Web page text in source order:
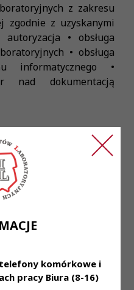
komórkowe i
pracy Biura (8-16)
z zakresu
zgodnie z uzyskanymi
• obsługa
• obsługa
informatycznego •
nad dokumentacją
Zawodu Diagnosty
umiejętności
• dobra
pracy w zespole •
i sumienność w
podstawie umowy o
usługi dla naszych